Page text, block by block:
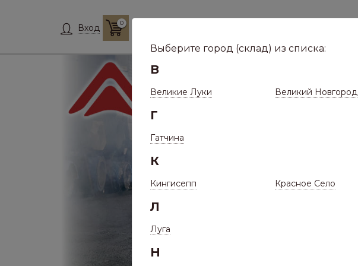
Вход 0
Выберите город (склад) из списка:
В
Великие Луки Великий Новгород
Г
Гатчина
К
Кингисепп Красное Село
Л
Луга
Н